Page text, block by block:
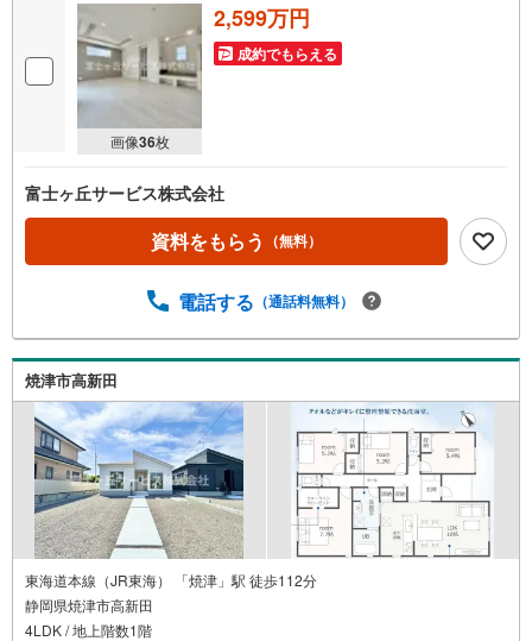
画像36枚
2,599万円
成約でもらえる
富士ヶ丘サービス株式会社
資料をもらう （無料）
電話する （通話料無料）
焼津市高新田
東海道本線（JR東海） 「焼津」駅 徒歩112分
静岡県焼津市高新田
4LDK / 地上階数1階